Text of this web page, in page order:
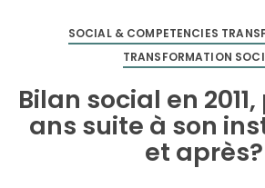
SOCIAL & COMPETENCIES
TRANSFORMATION
Bilan social en
ans suite à son
et après?